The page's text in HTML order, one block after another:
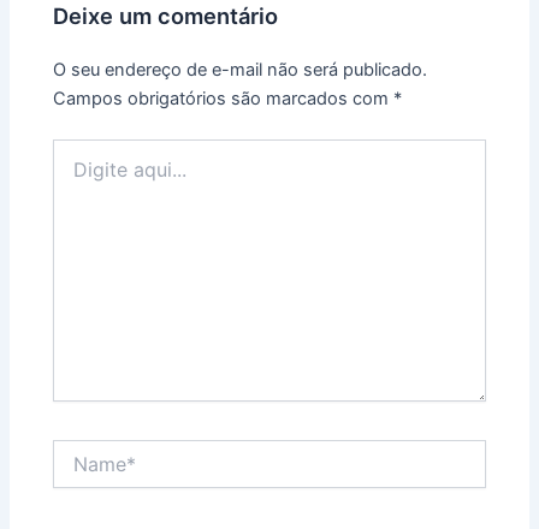
Deixe um comentário
O seu endereço de e-mail não será publicado.
Campos obrigatórios são marcados com *
aqui...